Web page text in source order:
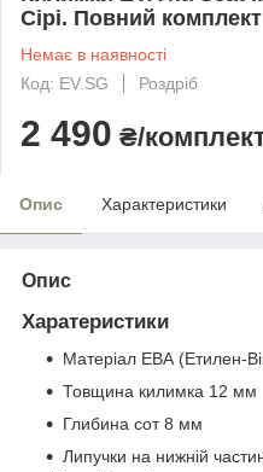
Сірі. Повний комплект
Немає в наявності
Код: EV.SG
Роздріб
2 490 ₴/
Опис Характеристики
Опис
Харатеристики
Матеріал ЕВА (Етилен-
Товщина килимка 12 мм
Глибина сот 8 мм
Липучки на нижній